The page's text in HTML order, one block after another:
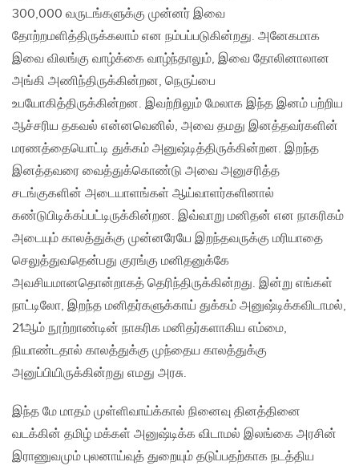
300,000 வருடங்களுக்கு முன்னர் இவை
தோற்றமளித்திருக்கலாம் என நம்பப்படுகின்றது. அனேகமாக
இவை விலங்கு வாழ்க்கை வாழ்ந்தாலும், இவை தோலினாலான
அங்கி அணிந்திருக்கின்றன, நெருப்பை
உபயோகித்திருக்கின்றன. இவற்றிலும் மேலாக இந்த இனம் பற்றிய
ஆச்சரிய தகவல் என்னவெனில், அவை தமது இனத்தவர்களின்
மரணத்தையொட்டி துக்கம் அனுஷ்டித்திருக்கின்றன. இறந்த
இனத்தவரை வைத்துக்கொண்டு அவை அனுசரித்த
சடங்குகளின் அடையாளங்கள் ஆய்வாளர்களினால்
கண்டுபிடிக்கப்பட்டிருக்கின்றன. இவ்வாறு மனிதன் என நாகரிகம்
அடையும் காலத்துக்கு முன்னரேயே இறந்தவருக்கு மரியாதை
செலுத்துவதென்பது குரங்கு மனிதனுக்கே
அவசியமானதொன்றாகத் தெரிந்திருக்கின்றது. இன்று எங்கள்
நாட்டிலோ, இறந்த மனிதர்களுக்காய் துக்கம் அனுஷ்டிக்கவிடாமல்,
21ஆம் நூற்றாண்டின் நாகரிக மனிதர்களாகிய எம்மை,
நியாண்டதால் காலத்துக்கு முந்தைய காலத்துக்கு
அனுப்பியிருக்கின்றது எமது அரசு.
இந்த மே மாதம் முள்ளிவாய்க்கால் நினைவு தினத்தினை
வடக்கின் தமிழ் மக்கள் அனுஷ்டிக்க விடாமல் இலங்கை அரசின்
இராணுவமும் புலனாய்வுத் துறையும் தடுப்பதற்காக நடத்திய